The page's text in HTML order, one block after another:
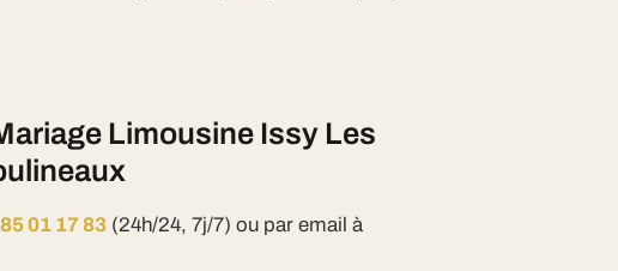
Limousine Issy Les
01 17 83 (24h/24, 7j/7) ou par email à